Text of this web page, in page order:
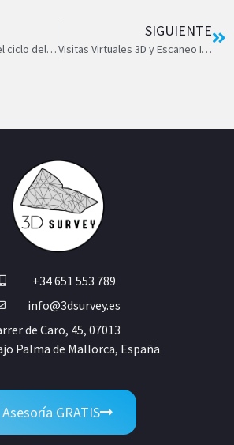
Subvenciones para el ciclo del agua en Baleares: ¿Por qué la topografía es el primer requisito para asegurar los fondos?
SIGUIENTE
Visitas Virtuales 3D y Escaneo Inmersivo en Baleares: Innovación para Inmobiliarias, Arquitectura y Proyectos
+34 651 553 789
info@3dsurvey.es
de Caro, 45, 07013
Palma de Mallorca, España
Asesoría GRATIS